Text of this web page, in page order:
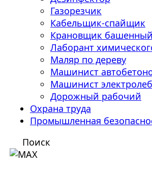
Газорезчик
Кабельщик-спайщик
Крановщик башенный
Лаборант
Маляр по дереву
Машинист
Машинист
Дорожный рабочий
Охрана труда
Промышленная
Поиск